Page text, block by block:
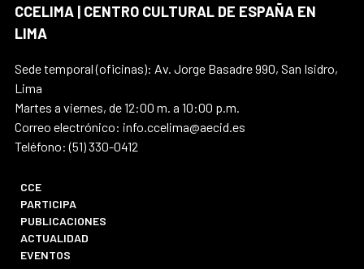
CCELIMA | CENTRO CULTURAL DE ESPAÑA EN
LIMA
Sede temporal (oficinas): Av. Jorge Basadre 990, San Isidro,
Lima
Martes a viernes, de 12:00 m. a 10:00 p.m.
Correo electrónico: info.ccelima@aecid.es
Teléfono: (51) 330-0412
CCE
PARTICIPA
PUBLICACIONES
ACTUALIDAD
EVENTOS